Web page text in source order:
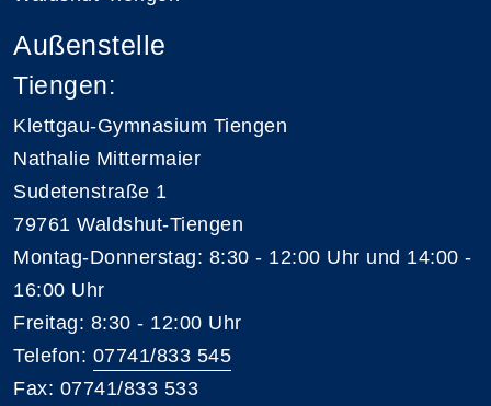
Außenstelle
Tiengen:
Klettgau-Gymnasium Tiengen
Nathalie Mittermaier
Sudetenstraße 1
79761 Waldshut-Tiengen
Montag-Donnerstag: 8:30 - 12:00 Uhr und 14:00 -
16:00 Uhr
Freitag: 8:30 - 12:00 Uhr
Telefon: 07741/833 545
Fax: 07741/833 533